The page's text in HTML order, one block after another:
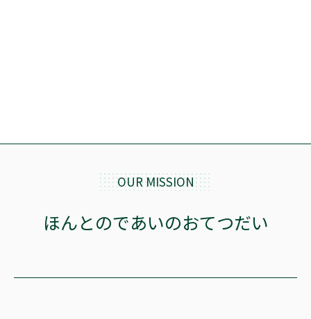
OUR MISSION
ほんとのであいのおてつだい